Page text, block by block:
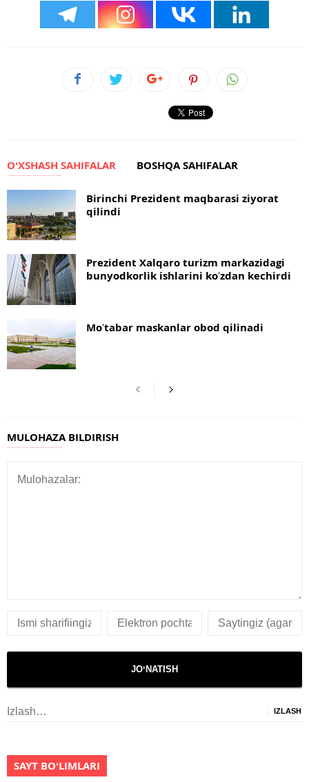
OʻXSHASH SAHIFALAR BOSHQA SAHIFALAR
Birinchi Prezident maqbarasi ziyorat
qilindi
Prezident Xalqaro turizm markazidagi
bunyodkorlik ishlarini koʻzdan kechirdi
Moʻtabar maskanlar obod qilinadi
MULOHAZA BILDIRISH
Izlash:
SAYT BOʻLIMLARI